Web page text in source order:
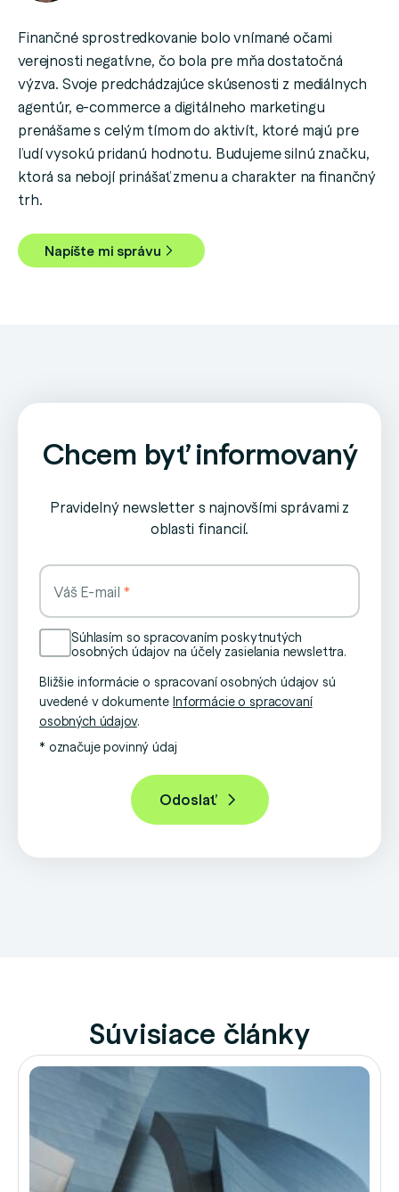
Finančné sprostredkovanie bolo vnímané očami
verejnosti negatívne, čo bola pre mňa dostatočná
výzva. Svoje predchádzajúce skúsenosti z mediálnych
agentúr, e-commerce a digitálneho marketingu
prenášame s celým tímom do aktivít, ktoré majú pre
ľudí vysokú pridanú hodnotu. Budujeme silnú značku,
ktorá sa nebojí prinášať zmenu a charakter na finančný
trh.
Napíšte mi správu
Chcem byť informovaný
Pravidelný newsletter s najnovšími správami z
oblasti financií.
Váš E-mail
Súhlasím so spracovaním poskytnutých
osobných údajov na účely zasielania newslettra.
Bližšie informácie o spracovaní osobných údajov sú
uvedené v dokumente Informácie o spracovaní
osobných údajov.
* označuje povinný údaj
Súvisiace články